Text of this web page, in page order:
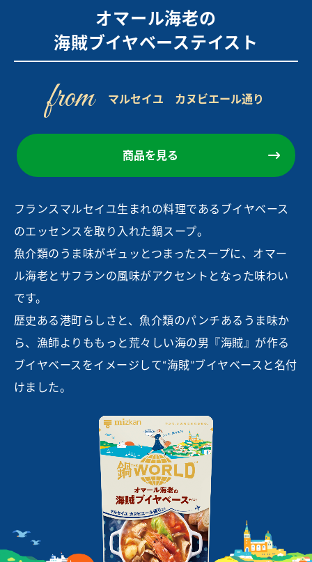
オマール海老の
海賊ブイヤベーステイスト
from マルセイユ カヌビエール通り
商品を見る
フランスマルセイユ生まれの料理であるブイヤベース
のエッセンスを取り入れた鍋スープ。
魚介類のうま味がギュッとつまったスープに、オマー
ル海老とサフランの風味がアクセントとなった味わい
です。
歴史ある港町らしさと、魚介類のパンチあるうま味か
ら、漁師よりももっと荒々しい海の男『海賊』が作る
ブイヤベースをイメージして“海賊”ブイヤベースと名付
けました。